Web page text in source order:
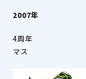
2007年
4周
マス